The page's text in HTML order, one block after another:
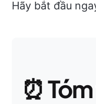
Hãy bắt đầu
⏰